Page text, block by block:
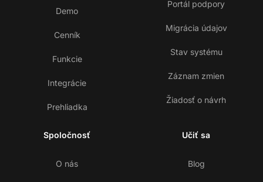
Demo
Cenník
Funkcie
Integrácie
Prehliadka
Portál podpory
Migrácia údajov
Stav systému
Záznam zmien
Žiadosť o návrh
Spoločnosť
O nás
Učiť sa
Blog